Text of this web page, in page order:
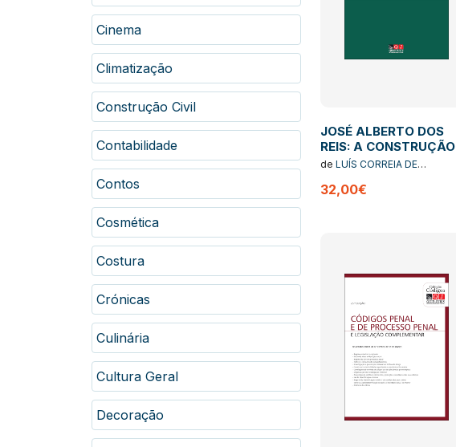
Cinema
Climatização
Construção Civil
Contabilidade
Contos
Cosmética
Costura
Crónicas
Culinária
Cultura Geral
Decoração
JOSÉ ALBERTO DOS
REIS: A CONSTRUÇÃO
DO DIREITO
PROCESSO LIBERAL À
de LUÍS CORREIA DE
32,00€